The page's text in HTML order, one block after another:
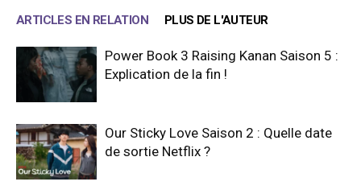
ARTICLES EN RELATION PLUS DE L'AUTEUR
Power Book 3 Raising Kanan Saison 5 :
Explication de la fin !
Our Sticky Love Saison 2 : Quelle date
de sortie Netflix ?